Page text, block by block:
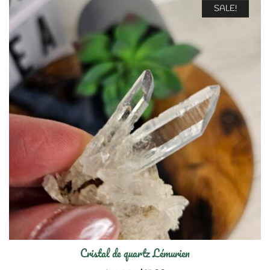
était :
$6.00.
est :
$4.00.
SALE!
Cristal de quartz Lémurien